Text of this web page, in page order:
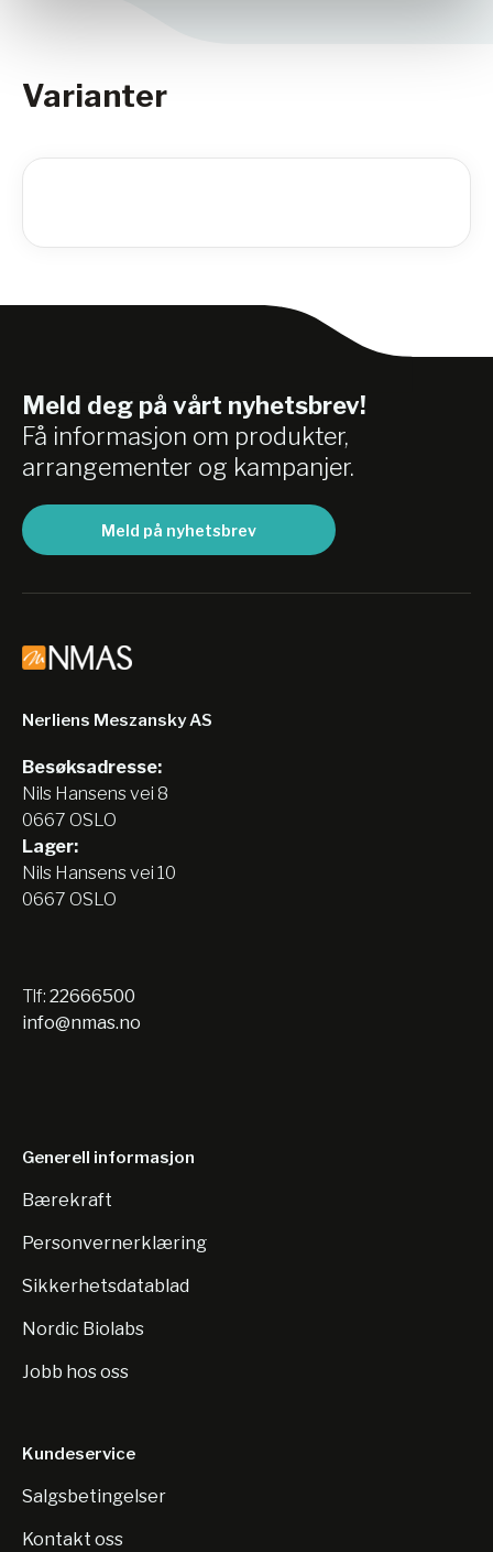
Varianter
Meld deg på vårt nyhetsbrev!
Få informasjon om produkter,
arrangementer og kampanjer.
Meld på nyhetsbrev
Nerliens Meszansky AS
Besøksadresse:
Nils Hansens vei 8
0667 OSLO
Lager:
Nils Hansens vei 10
0667 OSLO
Tlf: 22666500
info@nmas.no
Generell informasjon
Bærekraft
Personvernerklæring
Sikkerhetsdatablad
Nordic Biolabs
Jobb hos oss
Kundeservice
Salgsbetingelser
Kontakt oss